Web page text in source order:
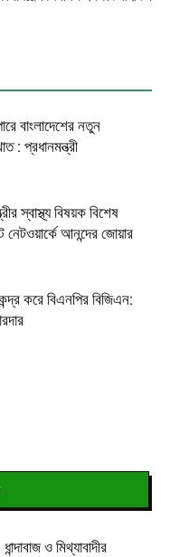
বাংলাদেশের নতুন
: প্রধানমন্ত্রী
স্বাস্থ্য বিষয়ক বিশেষ
আনন্দের জোয়ার
করে বিএনপির বিজিএন:
ও মিথ্যাবাদীর